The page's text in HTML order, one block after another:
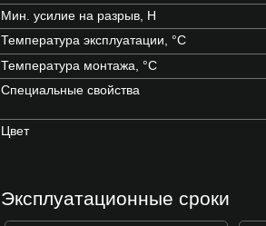
Мин. усилие на разрыв, Н
Температура эксплуатации, °C
Температура монтажа, °C
Специальные свойства
Цвет
Эксплуатационные сроки